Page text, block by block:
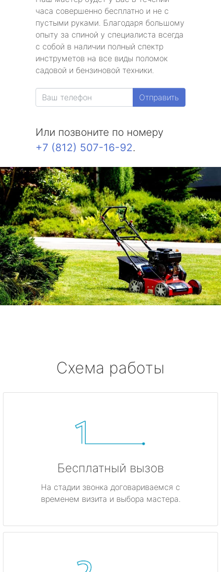
часа совершенно бесплатно и не с
пустыми руками. Благодаря большому
опыту за спиной у специалиста всегда
с собой в наличии полный спектр
инструметов на все виды поломок
садовой и бензиновой техники.
Отправить
Или позвоните по номеру
+7 (812) 507-16-92.
Схема работы
Бесплатный вызов
На стадии звонка договариваемся с
временем визита и выбора мастера.